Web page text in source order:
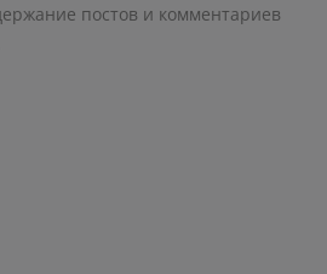
постов и комментариев